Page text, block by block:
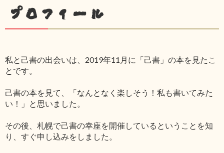
プロフィール
私と己書の出会いは、2019年11月に「己書」の本を見たこ
とです。
己書の本を見て、「なんとなく楽しそう！私も書いてみた
い！」と思いました。
その後、札幌で己書の幸座を開催しているということを知
り、すぐ申し込みをしました。